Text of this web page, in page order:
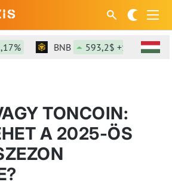
BNB 593,2$ +1,16%
TONCOIN:
A 2025-ÖS